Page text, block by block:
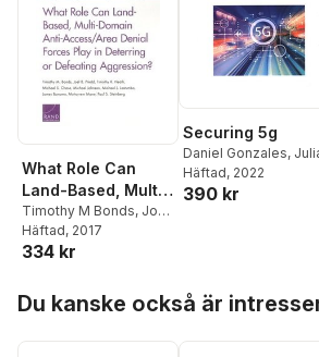
What Role Can
Land-Based, Multi-
Domain Anti-
Access/Area Denial
Forces Play in
Defeating
Timothy M Bonds, Joel
B Predd ,Timothy R
Heath ,Michael S
Lostumbo,James
Mane
Häftad, 2017
334 kr
Securing 5g
Daniel Gonzales,
Brackup,Spencer
Pfeifer,Timothy M
Häftad, 2022
390 kr
Du kanske också är